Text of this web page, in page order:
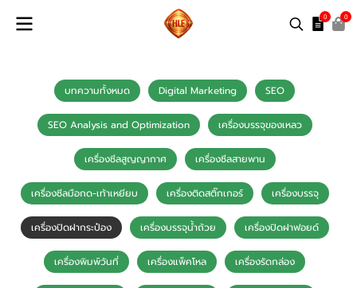
0 0
บทความทั้งหมด Digital Marketing SEO
SEO Analysis and Optimization เครื่องบรรจุของเหลว
เครื่องซีลสูญญากาศ เครื่องซีลสายพาน
เครื่องซีลมือกด-เท้าเหยียบ เครื่องติดสติ๊กเกอร์ เครื่องบรรจุ
เครื่องปิดฝากระป๋อง เครื่องบรรจุน้ำถ้วย เครื่องปิดฝาฟอยด์
เครื่องพิมพ์วันที่ เครื่องแพ็คโหล เครื่องรัดกล่อง